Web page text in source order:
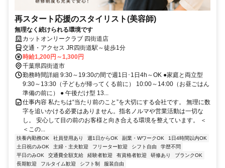
再スタート応援のスタイリスト(美容師)
無理なく続けられる環境です
カットオンリークラブ 四街道店
交通・アクセス JR四街道駅～徒歩1分
時給1,200円～1,300円
千葉県四街道市
勤務時間詳細 9:30～19:30の間で週1日･1日4h～OK ●家庭と両立型
9:30～13:30（子どもが帰ってくる前に） 10:00～14:00（お昼ごはん
準備の前に） ● 午後だけ型 13...
仕事内容 私たちは“当たり前のこと”を大切にする会社です。 無理に数
字を追いかける必要はありません。指名ノルマや営業活動は一切な
し。 安心して目の前のお客様と向き合える環境を整えています。 ＜
＜この...
扶養内勤務OK 社員登用あり 週1日からOK 副業・WワークOK
1日4時間以内OK
土日祝のみOK
主婦・主夫歓迎 フリーター歓迎 シフト自由
学歴不問
平日のみOK
交通費全額支給 経験者歓迎 有資格者歓迎 研修あり
ブランクOK
長期歓迎
フルタイム歓迎 シフト制 服装自由